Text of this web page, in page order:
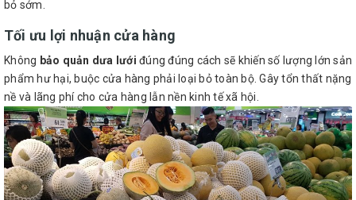
bỏ sớm.
Tối ưu lợi nhuận cửa hàng
Không bảo quản dưa lưới đúng đúng cách sẽ khiến số lượng lớn sản
phẩm hư hại, buộc cửa hàng phải loại bỏ toàn bộ. Gây tổn thất nặng
nề và lãng phí cho cửa hàng lẫn nền kinh tế xã hội.